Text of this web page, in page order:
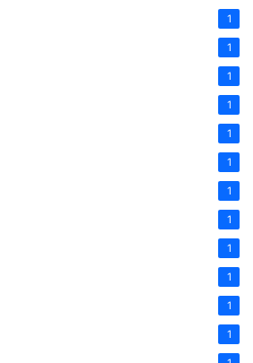
1
1
1
1
1
1
1
1
1
1
1
1